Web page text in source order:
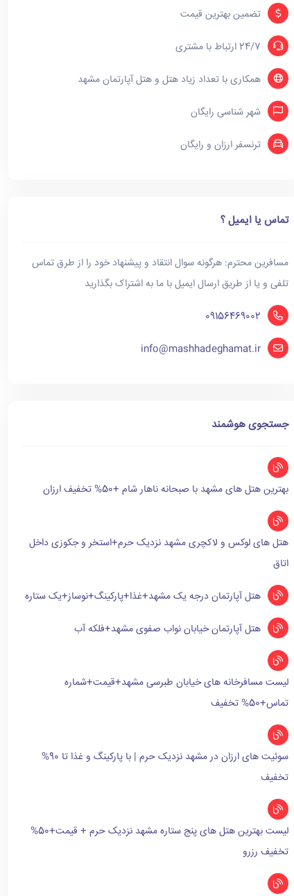
تضمین بهترین قیمت
24/7 ارتباط با مشتری
همکاری با تعداد زیاد هتل و هتل آپارتمان مشهد
شهر شناسی رایگان
ترنسفر ارزان و رایگان
تماس یا ایمیل ؟
مسافرین محترم: هرگونه سوال انتقاد و پیشنهاد خود را از طرق تماس
تلفی و یا از طریق ارسال ایمیل با ما به اشتراک بگذارید
09156469002
info@mashhadeghamat.ir
جستجوی هوشمند
بهترین هتل های مشهد با صبحانه ناهار شام +50% تخفیف ارزان
هتل های لوکس و لاکچری مشهد نزدیک حرم+استخر و جکوزی داخل
اتاق
هتل آپارتمان درجه یک مشهد+غذا+پارکینگ+نوساز+یک ستاره
هتل آپارتمان خیابان نواب صفوی مشهد+فلکه آب
لیست مسافرخانه های خیابان طبرسی مشهد+قیمت+شماره
تماس+50% تخفیف
سوئیت های ارزان در مشهد نزدیک حرم | با پارکینگ و غذا تا 90%
تخفیف
لیست بهترین هتل های پنج ستاره مشهد نزدیک حرم + قیمت+50%
تخفیف رزرو